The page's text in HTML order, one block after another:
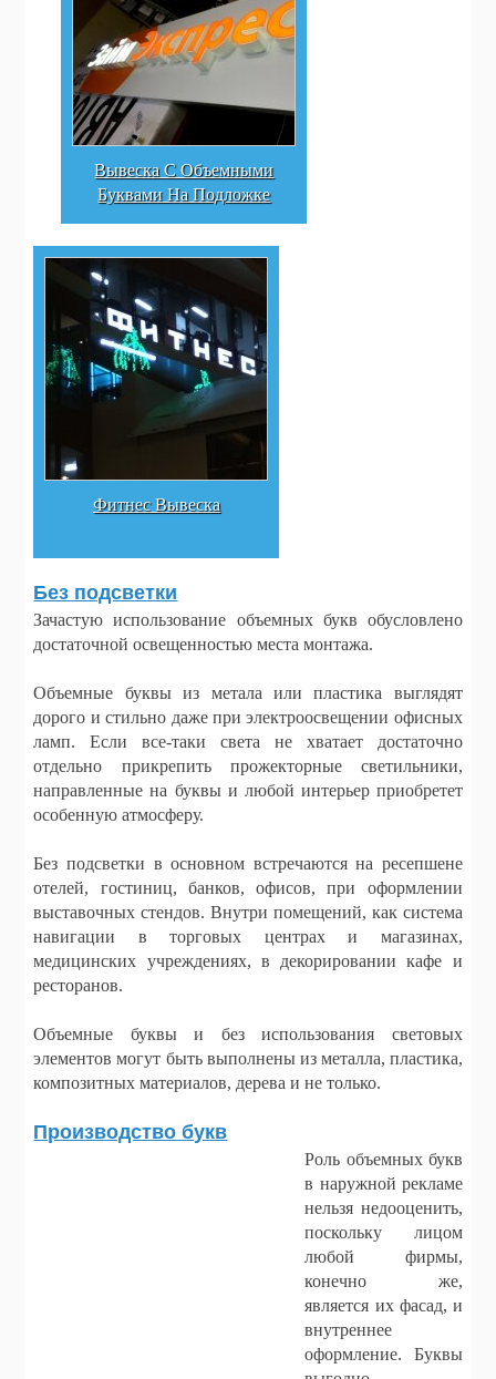
Вывеска С Объемными
Буквами На Подложке
Фитнес Вывеска
Без подсветки
Зачастую использование объемных букв обусловлено
достаточной освещенностью места монтажа.
Объемные буквы из метала или пластика выглядят
дорого и стильно даже при электроосвещении офисных
ламп. Если все-таки света не хватает достаточно
отдельно прикрепить прожекторные светильники,
направленные на буквы и любой интерьер приобретет
особенную атмосферу.
Без подсветки в основном встречаются на ресепшене
отелей, гостиниц, банков, офисов, при оформлении
выставочных стендов. Внутри помещений, как система
навигации в торговых центрах и магазинах,
медицинских учреждениях, в декорировании кафе и
ресторанов.
Объемные буквы и без использования световых
элементов могут быть выполнены из металла, пластика,
композитных материалов, дерева и не только.
Производство букв
Роль объемных букв
в наружной рекламе
нельзя недооценить,
поскольку лицом
любой фирмы,
конечно же,
является их фасад, и
внутреннее
оформление. Буквы